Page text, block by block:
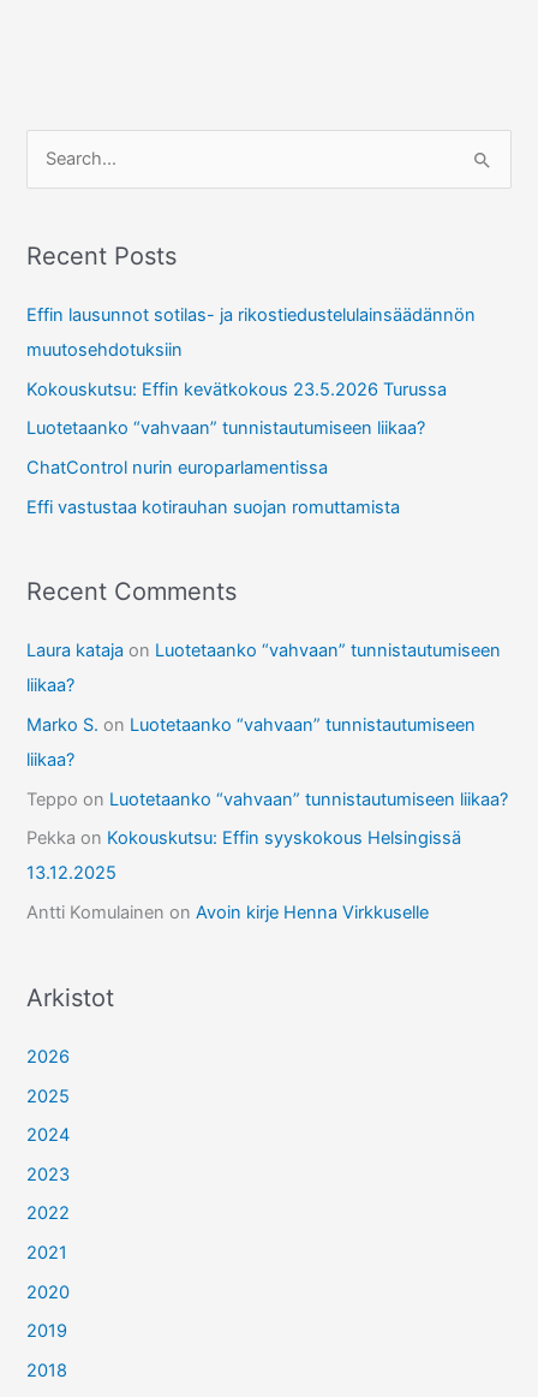
r
h
f
o
r
:
Recent Posts
Effin lausunnot sotilas- ja rikostiedustelulainsäädännön
muutosehdotuksiin
Kokouskutsu: Effin kevätkokous 23.5.2026 Turussa
Luotetaanko “vahvaan” tunnistautumiseen liikaa?
ChatControl nurin europarlamentissa
Effi vastustaa kotirauhan suojan romuttamista
Recent Comments
Laura kataja on Luotetaanko “vahvaan” tunnistautumiseen
liikaa?
Marko S. on Luotetaanko “vahvaan” tunnistautumiseen
liikaa?
Teppo on Luotetaanko “vahvaan” tunnistautumiseen liikaa?
Pekka on Kokouskutsu: Effin syyskokous Helsingissä
13.12.2025
Antti Komulainen onAvoin kirje Henna Virkkuselle
Arkistot
2026
2025
2024
2023
2022
2021
2020
2019
2018